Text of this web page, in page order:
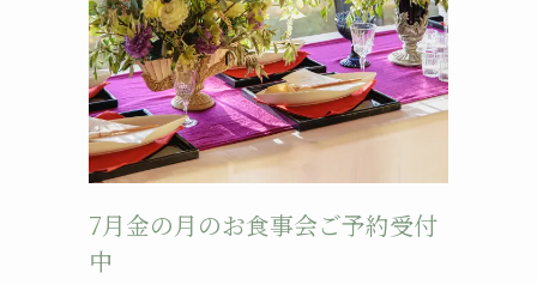
7月金の月のお食事会ご予約受付
中